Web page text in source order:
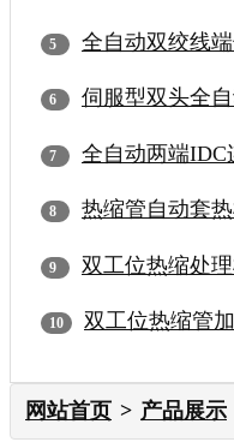
全自动双绞线
伺服型双头全
全自动两端IDC
热缩管自动套
双工位热缩处
双工位热缩管
网站首页 产品展示